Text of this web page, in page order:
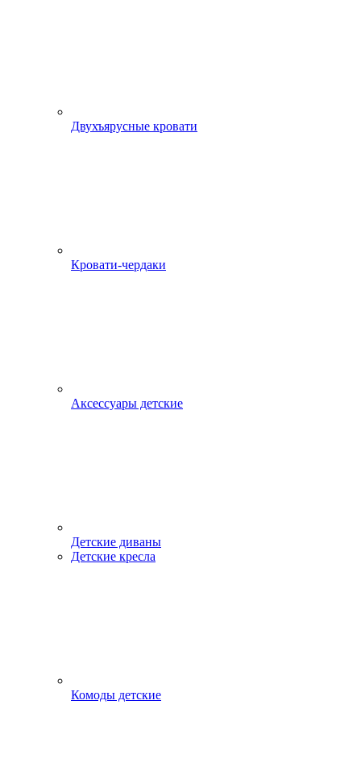
Двухъярусные кровати
Кровати-чердаки
Аксессуары детские
Детские диваны
Детские кресла
Комоды детские